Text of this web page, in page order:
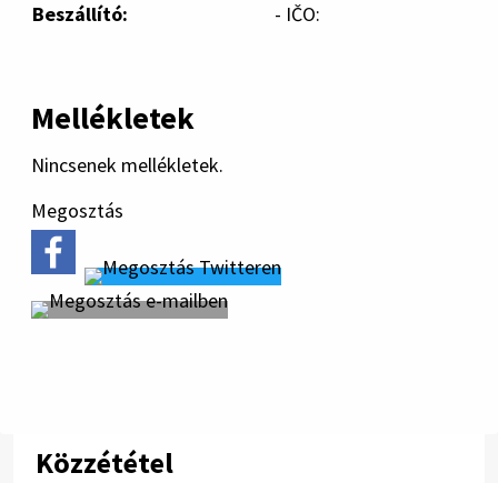
Beszállító:
- IČO:
Mellékletek
Nincsenek mellékletek.
Megosztás
Közzététel